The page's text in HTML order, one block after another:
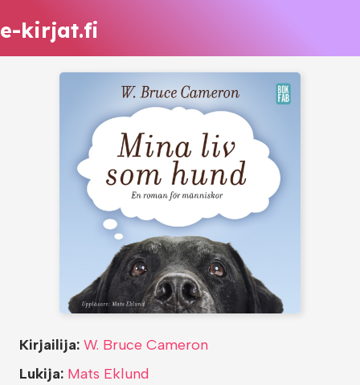
e-kirjat.fi
Kirjailija: W. Bruce Cameron
Lukija: Mats Eklund